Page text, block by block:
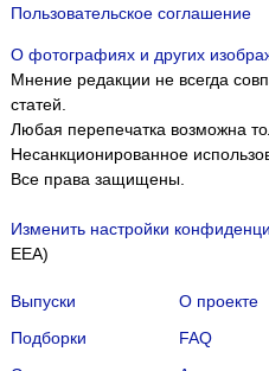
Пользовательское соглашение
О фотографиях и других
Мнение редакции не всегда
статей.
Любая перепечатка возможна
Несанкционированное
Все права защищены.
Изменить настройки
EEA)
Выпуски
Подборки
О проекте
FAQ